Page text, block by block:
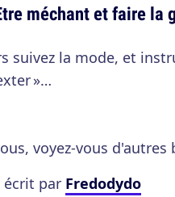
méchant et faire la
suivez la mode, et
»…
voyez-vous
écrit par Fredodydo